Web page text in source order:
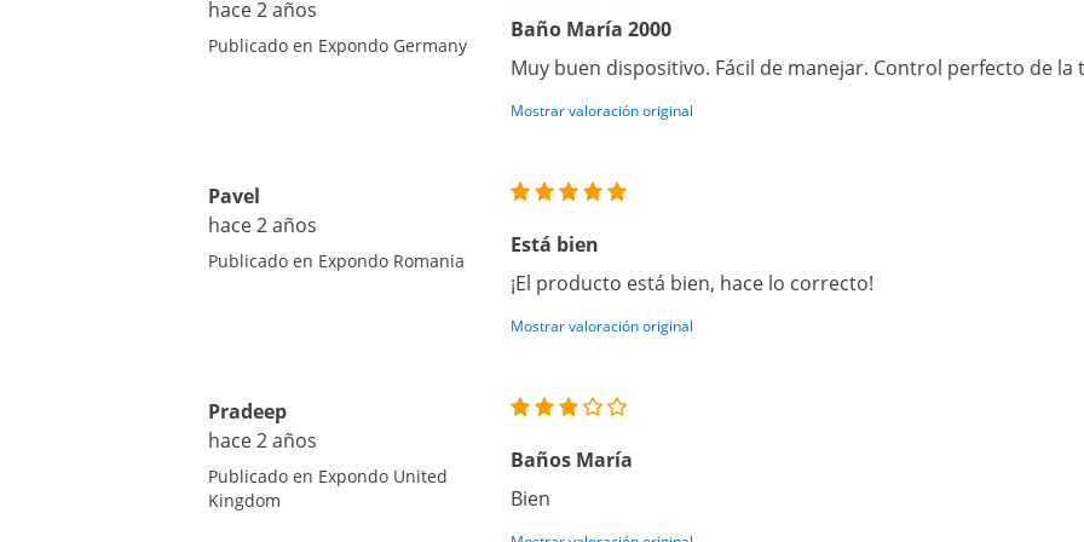
hace 2 años
Publicado en Expondo Germany
Baño María 2000
Muy buen dispositivo. Fácil de manejar. Control perfecto de la
Mostrar valoración original
Pavel
hace 2 años
Publicado en Expondo Romania
Está bien
¡El producto está bien, hace lo correcto!
Mostrar valoración original
Pradeep
hace 2 años
Publicado en Expondo United
Kingdom
Baños María
Bien